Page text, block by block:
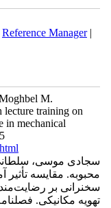
|Reference Manager
Moghbel M.
lecture training on
in mechanical
سجادی موسی،
محبوبه. مقایسه
سخنرانی بر